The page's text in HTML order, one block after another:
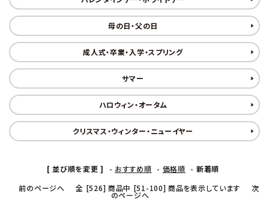
ご利用シーンから探す
商品タイプから探す
価格から探す
コンテンツ
ガイドライン
ACCOUNT MENU
ようこそ ゲスト 様
母の日・父の日
成人式・卒業・入学・スプリング
サマー
ハロウィン・オータム
クリスマス・ウィンター・ニューイヤー
[ 並び順を変更 ] - おすすめ順 - 価格順 - 新着順
前のページへ
全 [526] 商品中 [51-100] 商品を表示しています 次
のページへ